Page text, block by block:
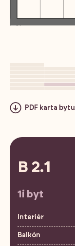
PDF karta bytu
B 2.1
1i byt
Interiér
Balkón